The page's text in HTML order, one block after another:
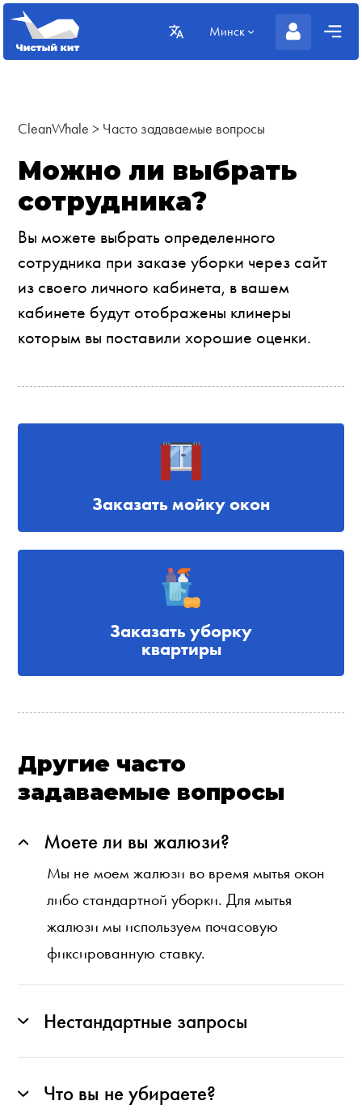
Минск
CleanWhale > Часто задаваемые вопросы
Можно ли выбрать
сотрудника?
Вы можете выбрать определенного
сотрудника при заказе уборки через сайт
из своего личного кабинета, в вашем
кабинете будут отображены клинеры
которым вы поставили хорошие оценки.
Заказать мойку окон
Заказать уборку
квартиры
Другие часто
задаваемые вопросы
Моете ли вы жалюзи?
Мы не моем жалюзи во время мытья окон
либо стандартной уборки. Для мытья
жалюзи мы используем почасовую
фиксированную ставку.
Нестандартные запросы
Что вы не убираете?